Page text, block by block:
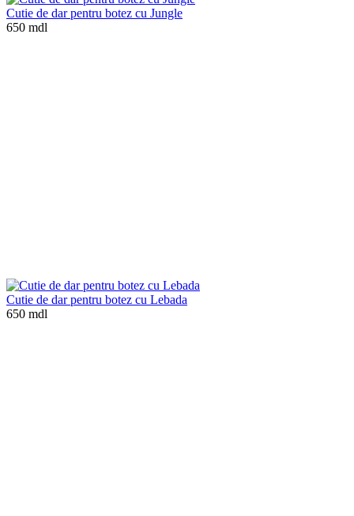
Cutie de dar pentru botez cu Jungle
650 mdl
Cutie de dar pentru botez cu Lebada
650 mdl